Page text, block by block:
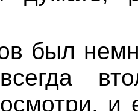
был
и